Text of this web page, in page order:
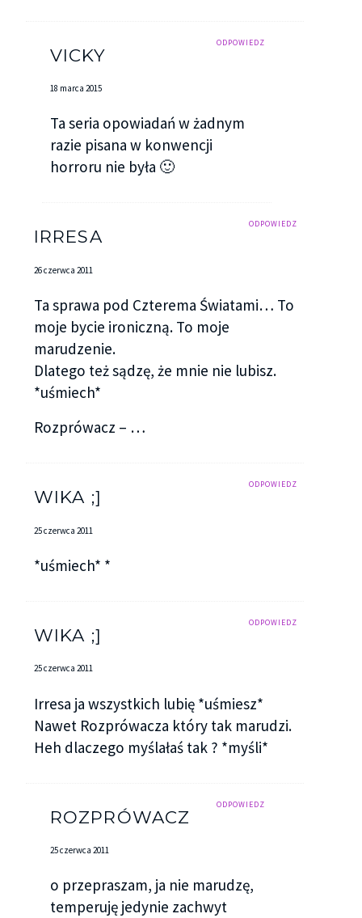
ODPOWIEDZ
VICKY
18 marca 2015
Ta seria opowiadań w żadnym
razie pisana w konwencji
horroru nie była 🙂
ODPOWIEDZ
IRRESA
26 czerwca 2011
Ta sprawa pod Czterema Światami… To
moje bycie ironiczną. To moje
marudzenie.
Dlatego też sądzę, że mnie nie lubisz.
*uśmiech*
Rozprówacz – …
ODPOWIEDZ
WIKA ;]
25 czerwca 2011
*uśmiech* *
ODPOWIEDZ
WIKA ;]
25 czerwca 2011
Irresa ja wszystkich lubię *uśmiesz*
Nawet Rozprówacza który tak marudzi.
Heh dlaczego myślałaś tak ? *myśli*
ODPOWIEDZ
ROZPRÓWACZ
25 czerwca 2011
o przepraszam, ja nie marudzę,
temperuję jedynie zachwyt